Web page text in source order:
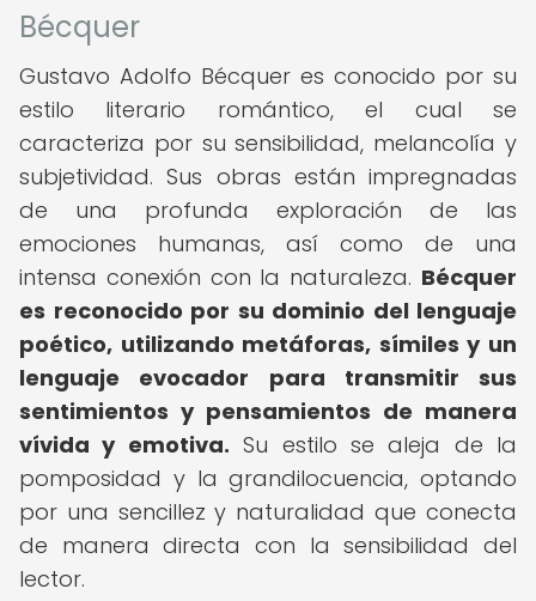
Bécquer
Gustavo Adolfo Bécquer es conocido por su
estilo literario romántico, el cual se
caracteriza por su sensibilidad, melancolía y
subjetividad. Sus obras están impregnadas
de una profunda exploración de las
emociones humanas, así como de una
intensa conexión con la naturaleza. Bécquer
es reconocido por su dominio del lenguaje
poético, utilizando metáforas, símiles y un
lenguaje evocador para transmitir sus
sentimientos y pensamientos de manera
vívida y emotiva. Su estilo se aleja de la
pomposidad y la grandilocuencia, optando
por una sencillez y naturalidad que conecta
de manera directa con la sensibilidad del
lector.